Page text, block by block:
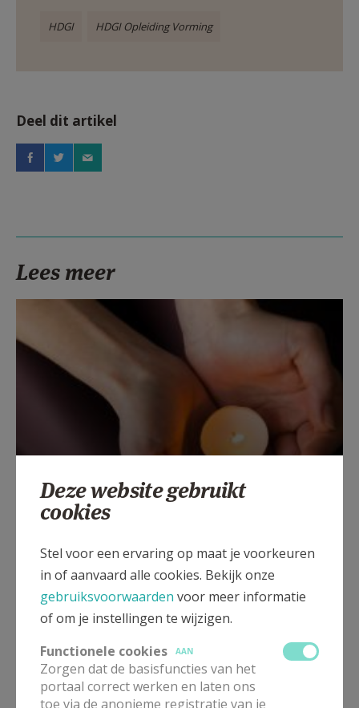
HDGI HDGI Opleiding Vorming
Deel dit artikel
Lees meer
Beroepsvereniging Zorgpastores
Deze website gebruikt
cookies
Stel voor een ervaring op maat je voorkeuren
in of aanvaard alle cookies. Bekijk onze
gebruiksvoorwaarden voor meer informatie
of om je instellingen te wijzigen.
Functionele cookies
AAN
Zorgen dat de basisfuncties van het
portaal correct werken en laten ons
toe via de anonieme registratie van je